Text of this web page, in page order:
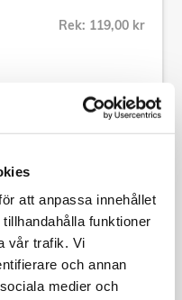
att anpassa innehållet
funktioner
vår trafik. Vi
och annan
medier och
Rek: 119,00 kr